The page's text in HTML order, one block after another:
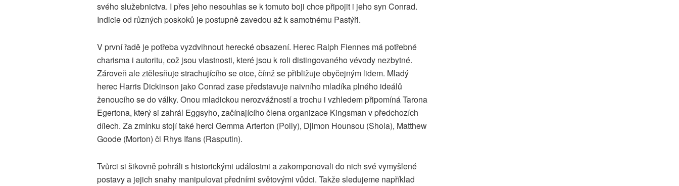
svého služebnictva. I přes jeho nesouhlas se k tomuto boji chce připojit i jeho syn Conrad.
Indicie od různých poskoků je postupně zavedou až k samotnému Pastýři.
V první řadě je potřeba vyzdvihnout herecké obsazení. Herec Ralph Fiennes má potřebné
charisma i autoritu, což jsou vlastnosti, které jsou k roli distingovaného vévody nezbytné.
Zároveň ale ztělesňuje strachujícího se otce, čímž se přibližuje obyčejným lidem. Mladý
herec Harris Dickinson jako Conrad zase představuje naivního mladíka plného ideálů
ženoucího se do války. Onou mladickou nerozvážností a trochu i vzhledem připomíná Tarona
Egertona, který si zahrál Eggsyho, začínajícího člena organizace Kingsman v předchozích
dílech. Za zmínku stojí také herci Gemma Arterton (Polly), Djimon Hounsou (Shola), Matthew
Goode (Morton) či Rhys Ifans (Rasputin).
Tvůrci si šikovně pohráli s historickými událostmi a zakomponovali do nich své vymyšlené
postavy a jejich snahy manipulovat předními světovými vůdci. Takže sledujeme například